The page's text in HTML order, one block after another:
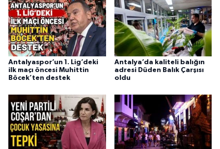
Antalyaspor’un 1. Lig’deki
ilk maçı öncesi Muhittin
Böcek’ten destek
Antalya’da kaliteli balığın
adresi Düden Balık Çarşısı
oldu